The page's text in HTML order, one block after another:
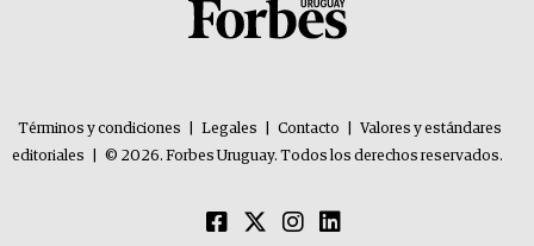
Términos y condiciones Legales Contacto
Valores y estándares
editoriales
© 2026. Forbes Uruguay. Todos los derechos reservados.